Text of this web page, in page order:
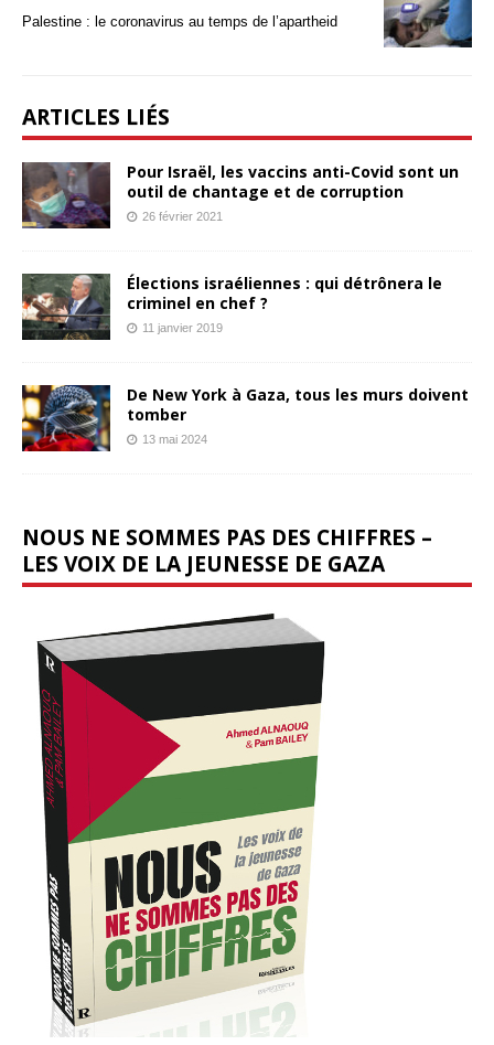
Palestine : le coronavirus au temps de l’apartheid
ARTICLES LIÉS
Pour Israël, les vaccins anti-Covid sont un
outil de chantage et de corruption
26 février 2021
Élections israéliennes : qui détrônera le
criminel en chef ?
11 janvier 2019
De New York à Gaza, tous les murs doivent
tomber
13 mai 2024
NOUS NE SOMMES PAS DES CHIFFRES –
LES VOIX DE LA JEUNESSE DE GAZA